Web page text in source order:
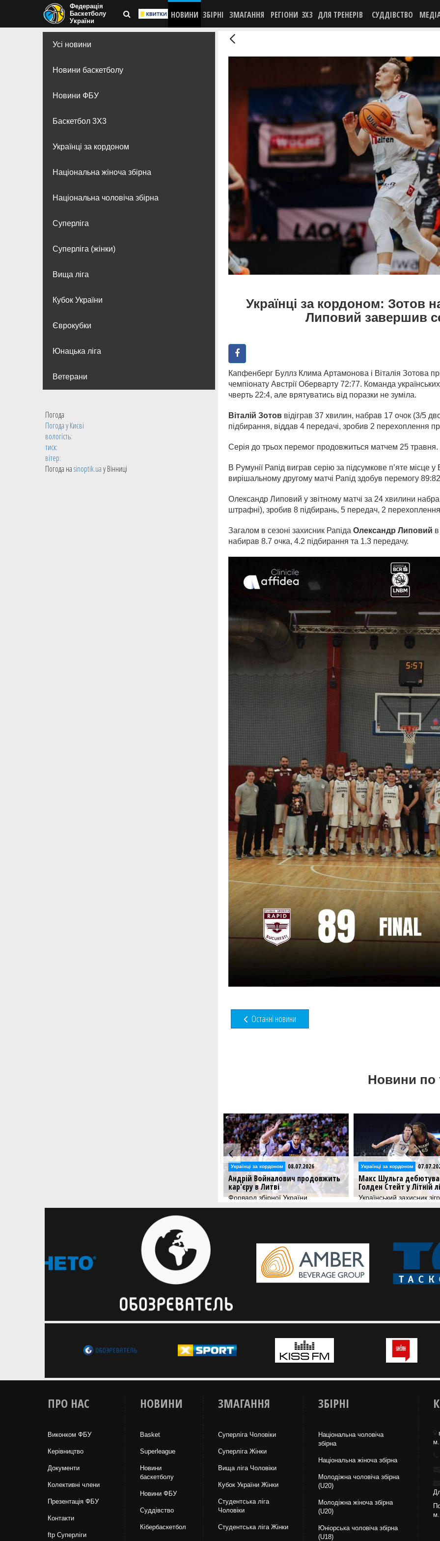
Федерація
Баскетболу
України
НОВИНИ ЗБІРНІ ЗМАГАННЯ РЕГІОНИ 3X3 ДЛЯ ТРЕНЕРІВ СУДДІВСТВО
Усі новини
Новини баскетболу
Новини ФБУ
Баскетбол 3Х3
Українці за кордоном
Національна жіноча збірна
Національна чоловіча збірна
Суперліга
Суперліга (жінки)
Вища лiга
Кубок України
Єврокубки
Юнацька ліга
Ветерани
Погода
Погода уКиєві
вологість:
тиск:
вітер:
Погода наsinoptik.uaу Вінниці
Українці за кордоном: Зотов
Липовий завершив
Капфенберг Буллз Клима Артамонова і Віталія Зотова
чемпіонату Австрії Оберварту 72:77. Команда
чверть 22:4, але врятуватись від поразки не зуміла.
Віталій Зотов відіграв 37 хвилин, набрав 17 очок (3/5
підбирання, віддав 4 передачі, зробив 2 перехоплення
Серія до трьох перемог продовжиться матчем 25 травня.
В Румунії Рапід виграв серію за підсумкове п’яте місце
вирішальному другому матчі Рапід здобув перемогу
Олександр Липовий у звітному матчі за 24 хвилини
штрафні), зробив 8 підбирань, 5 передач, 2
Загалом в сезоні захисник Рапіда Олександр Липовий
набирав 8.7 очка, 4.2 підбирання та 1.3 передачу.
Останні новини
Новини по
Українці за кордоном 08.07.2026
Андрій Войналович продовжить
Форвард збірної України
Українці за кордоном 07.07.2026
Макс Шульга дебютував за
Голден Стейт у Літній лізі НБА
Український захисник зіграв більше
ПРО НАС
Виконком ФБУ
Керівництво
Документи
Колективні члени
Презентація ФБУ
Контакти
ftp Суперліги
НОВИНИ
Basket
Superleague
Новини
баскетболу
Новини ФБУ
Суддівство
Кібербаскетбол
ЗМАГАННЯ
Суперліга Чоловіки
Суперліга Жінки
Вища лiга Чоловіки
Кубок України Жінки
Студентська ліга
Чоловiки
Студентська ліга Жінки
ЗБІРНІ
Національна чоловіча
збірна
Національна жiноча збірна
Молодіжна чоловіча збірна
(U20)
Молодіжна жіноча збірна
(U20)
Юніорська чоловіча збірна
(U18)
м.